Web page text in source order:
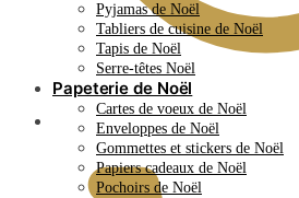
0.00 €
Pyjamas de Noël
Tabliers de cuisine de Noël
Tapis de Noël
Serre-têtes Noël
Papeterie de Noël
Cartes de voeux de Noël
Enveloppes de Noël
Gommettes et stickers de Noël
Papiers cadeaux de Noël
Pochoirs de Noël